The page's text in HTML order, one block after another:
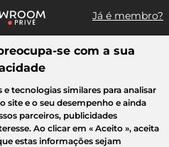
Já é membro?
artigo, uma venda...
Casa Criança Beleza
se com a sua
tecnologias similares para analisar
site e o seu desempenho e ainda
parceiros, publicidades
Ao clicar em « Aceito », aceita
estas informações sejam